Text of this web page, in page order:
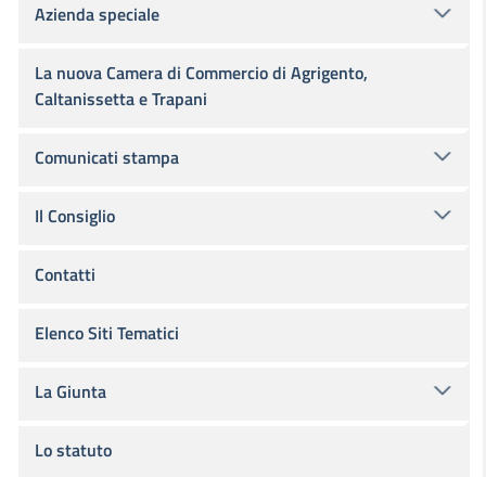
Azienda speciale
La nuova Camera di Commercio di Agrigento,
Caltanissetta e Trapani
Comunicati stampa
Il Consiglio
Contatti
Elenco Siti Tematici
La Giunta
Lo statuto